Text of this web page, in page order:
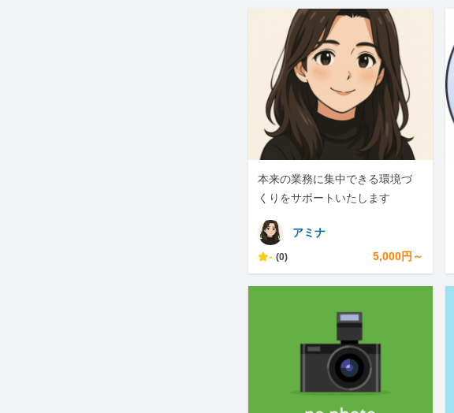
本来の業務に集中できる環境づ
くりをサポートいたします
アミナ
- (0) 5,000円～